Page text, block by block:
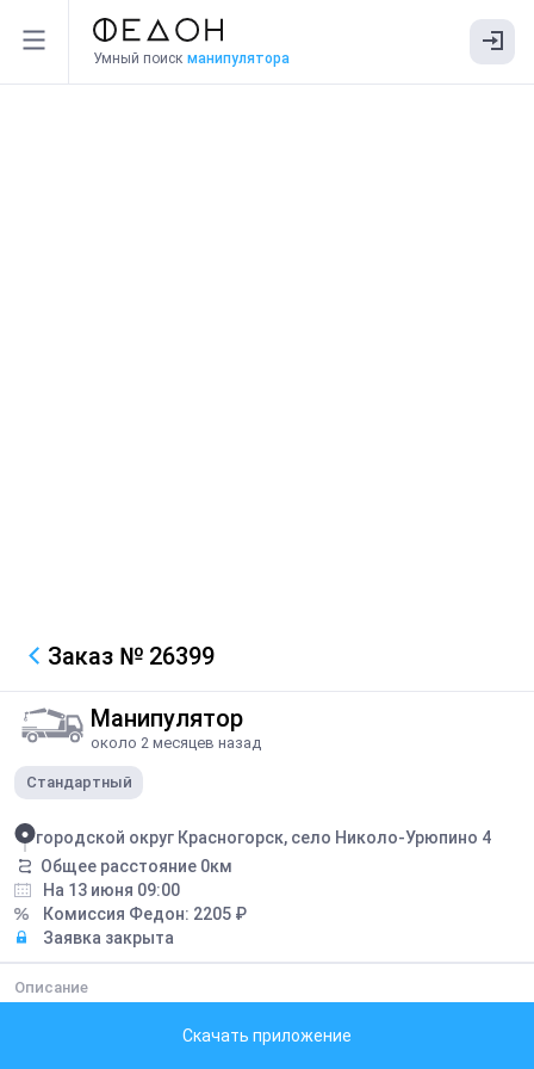
Умный поиск манипулятора
Заказ № 26399
Манипулятор
около 2 месяцев назад
Стандартный
городской округ Красногорск, село Николо-Урюпино 4
Общее расстояние 0км
На 13 июня 09:00
Комиссия Федон: 2205 ₽
Заявка закрыта
Описание
Скачать приложение